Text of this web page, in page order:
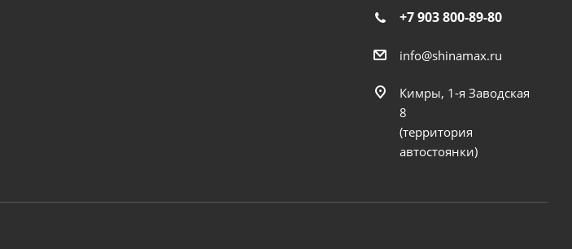
+7 903 800-89-80
info@shinamax.ru
Кимры, 1-я Заводская
8
(территория
автостоянки)